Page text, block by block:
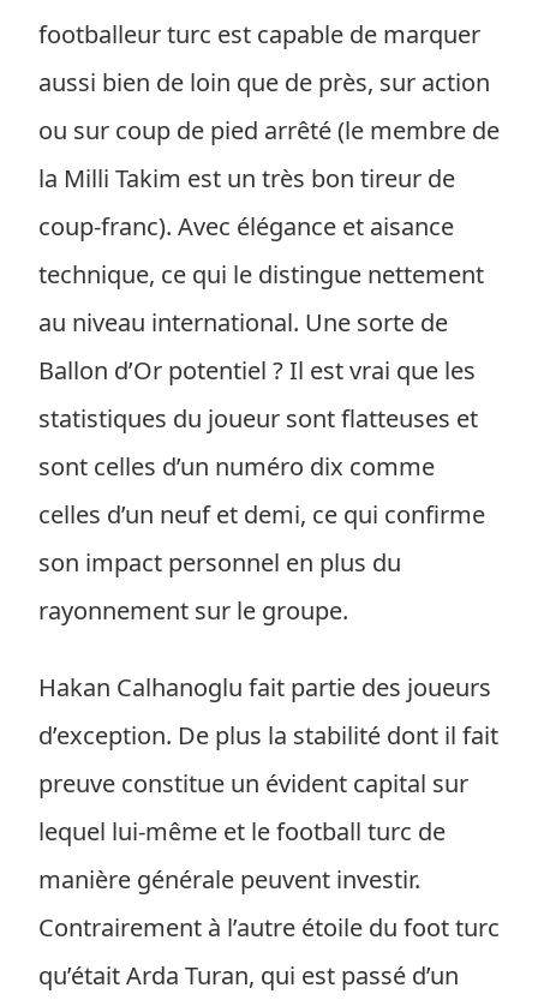
footballeur turc est capable de marquer
aussi bien de loin que de près, sur action
ou sur coup de pied arrêté (le membre de
la Milli Takim est un très bon tireur de
coup-franc). Avec élégance et aisance
technique, ce qui le distingue nettement
au niveau international. Une sorte de
Ballon d’Or potentiel ? Il est vrai que les
statistiques du joueur sont flatteuses et
sont celles d’un numéro dix comme
celles d’un neuf et demi, ce qui confirme
son impact personnel en plus du
rayonnement sur le groupe.
Hakan Calhanoglu fait partie des joueurs
d’exception. De plus la stabilité dont il fait
preuve constitue un évident capital sur
lequel lui-même et le football turc de
manière générale peuvent investir.
Contrairement à l’autre étoile du foot turc
qu’était Arda Turan, qui est passé d’un